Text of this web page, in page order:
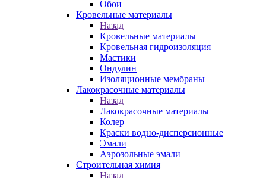
Обои
Кровельные материалы
Назад
Кровельные материалы
Кровельная гидроизоляция
Мастики
Ондулин
Изоляционные мембраны
Лакокрасочные материалы
Назад
Лакокрасочные материалы
Колер
Краски водно-дисперсионные
Эмали
Аэрозольные эмали
Строительная химия
Назад